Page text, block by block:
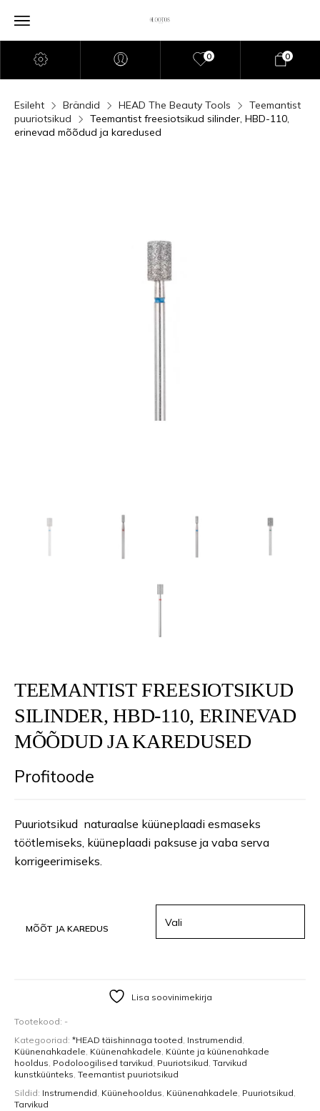
0 0
Esileht Brändid HEAD The Beauty Tools
Teemantist
puuriotsikud
Teemantist freesiotsikud silinder, HBD-110,
erinevad mõõdud ja karedused
TEEMANTIST FREESIOTSIKUD
SILINDER, HBD-110, ERINEVAD
MÕÕDUD JA KAREDUSED
Profitoode
Puuriotsikud naturaalse küüneplaadi esmaseks
töötlemiseks, küüneplaadi paksuse ja vaba serva
korrigeerimiseks.
MÕÕT JA KAREDUS
Lisa soovinimekirja
Tootekood: -
Kategooriad: *HEAD täishinnaga tooted, Instrumendid,
Küünenahkadele, Küünenahkadele, Küünte ja küünenahkade
hooldus, Podoloogilised tarvikud, Puuriotsikud, Tarvikud
kunstküünteks, Teemantist puuriotsikud
Sildid: Instrumendid, Küünehooldus, Küünenahkadele, Puuriotsikud,
Tarvikud